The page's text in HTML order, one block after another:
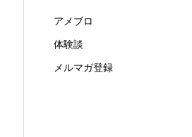
アメブロ
体験談
メルマガ登録